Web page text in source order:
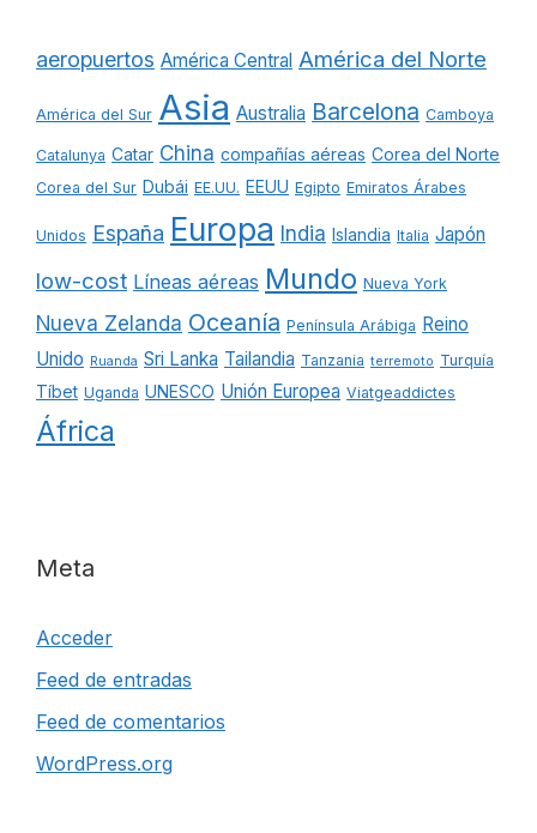
aeropuertos América Central América del Norte
América del Sur Asia Australia Barcelona Camboya
Catalunya Catar China compañías aéreas Corea del Norte
Corea del Sur Dubái EE.UU. EEUU Egipto Emiratos Árabes
Unidos España Europa India Islandia Italia Japón
low-cost Líneas aéreas Mundo Nueva York
Nueva Zelanda Oceanía Península Arábiga Reino
Unido Ruanda Sri Lanka Tailandia Tanzania terremoto Turquía
Tíbet Uganda UNESCO Unión Europea Viatgeaddictes
África
Meta
Acceder
Feed de entradas
Feed de comentarios
WordPress.org